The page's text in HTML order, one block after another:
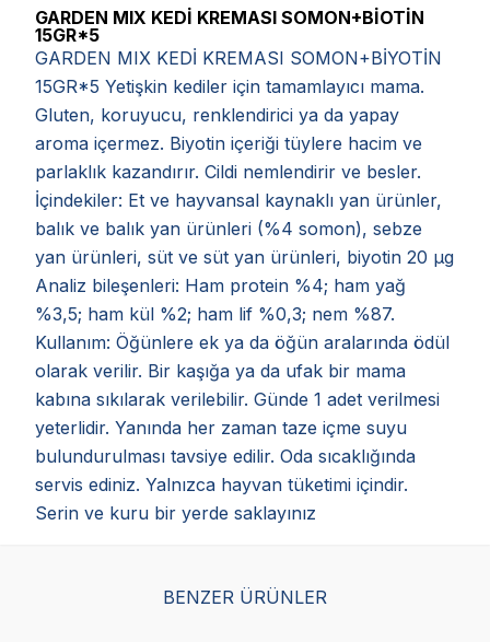
GARDEN MIX KEDİ KREMASI SOMON+BİOTİN
15GR*5
GARDEN MIX KEDİ KREMASI SOMON+BİYOTİN
15GR*5 Yetişkin kediler için tamamlayıcı mama.
Gluten, koruyucu, renklendirici ya da yapay
aroma içermez. Biyotin içeriği tüylere hacim ve
parlaklık kazandırır. Cildi nemlendirir ve besler.
İçindekiler: Et ve hayvansal kaynaklı yan ürünler,
balık ve balık yan ürünleri (%4 somon), sebze
yan ürünleri, süt ve süt yan ürünleri, biyotin 20 µg
Analiz bileşenleri: Ham protein %4; ham yağ
%3,5; ham kül %2; ham lif %0,3; nem %87.
Kullanım: Öğünlere ek ya da öğün aralarında ödül
olarak verilir. Bir kaşığa ya da ufak bir mama
kabına sıkılarak verilebilir. Günde 1 adet verilmesi
yeterlidir. Yanında her zaman taze içme suyu
bulundurulması tavsiye edilir. Oda sıcaklığında
servis ediniz. Yalnızca hayvan tüketimi içindir.
Serin ve kuru bir yerde saklayınız
BENZER ÜRÜNLER